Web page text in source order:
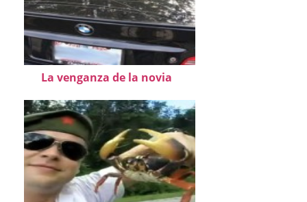
La venganza de la novia